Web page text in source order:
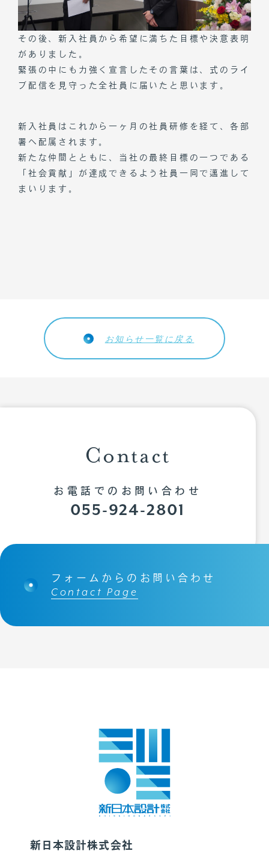
トップページ
私たちについて
お知らせ
その後、新入社員から希望に満ちた目標や決意表明
がありました。
緊張の中にも力強く宣言したその言葉は、式のライ
ブ配信を見守った全社員に届いたと思います。
新入社員はこれから一ヶ月の社員研修を経て、各部
署へ配属されます。
新たな仲間とともに、当社の最終目標の一つである
「社会貢献」が達成できるよう社員一同で邁進して
まいります。
お知らせ一覧に戻る
Contact
お電話でのお問い合わせ
055-924-2801
フォームからのお問い合わせ
Contact Page
新日本設計株式会社